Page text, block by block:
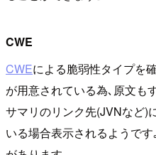
CWE
CWEによる脆弱性タイプを
が用意されている為､原文も
サマリのリンク先(JVNなど)
いる場合表示されるようで